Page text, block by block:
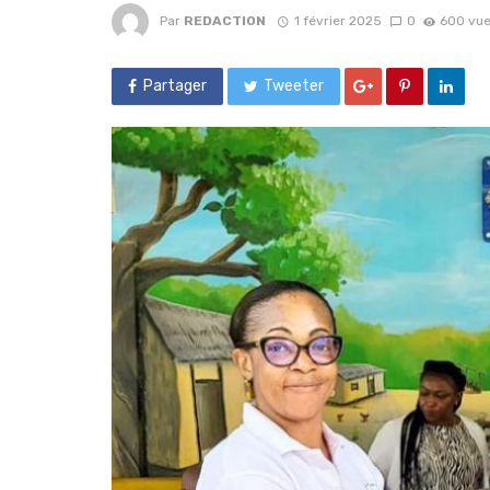
Par REDACTION 1 février 2025 0 600
Partager Tweeter